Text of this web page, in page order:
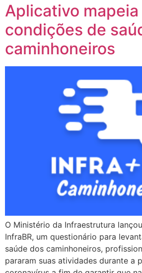
Aplicativo mapeia
condições de
caminhoneiros
O Ministério da Infraestrutura
InfraBR, um questionário para
saúde dos caminhoneiros,
pararam suas atividades durante a